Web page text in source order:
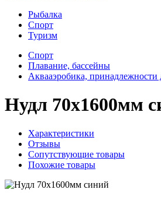
Рыбалка
Спорт
Туризм
Спорт
Плавание, бассейны
Аквааэробика, принадлежности
Нудл 70х1600мм
Характеристики
Отзывы
Сопутствующие товары
Похожие товары